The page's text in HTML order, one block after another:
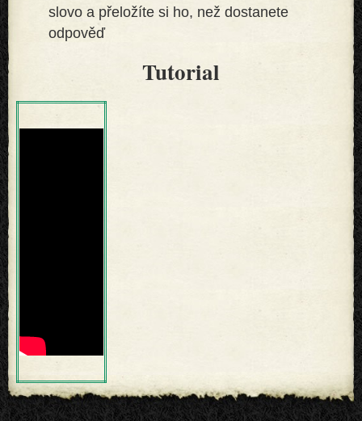
slovo a přeložíte si ho, než dostanete
odpověď
Tutorial